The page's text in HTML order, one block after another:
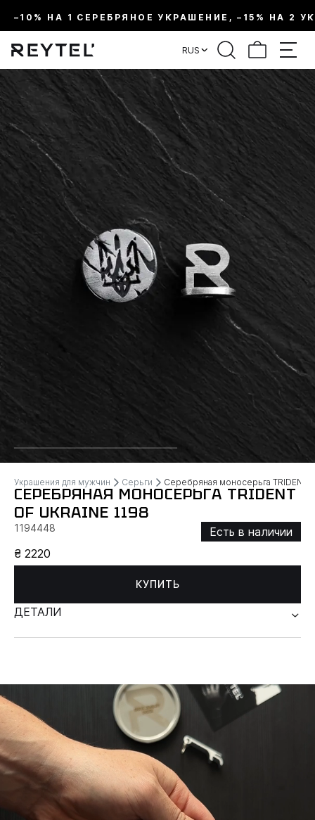
–10% НА 1 СЕРЕБРЯНОЕ УКРАШЕНИЕ, –15% НА 2
RUS
Украшения для мужчин Серьги Серебряная моносерьга TRIDENT
СЕРЕБРЯНАЯ МОНОСЕРЬГА TRIDENT
OF UKRAINE 1198
1194448
Есть в наличии
₴ 2220
КУПИТЬ
ДЕТАЛИ